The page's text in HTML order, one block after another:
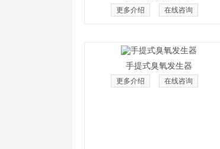
更多介绍 在线咨询
手提式臭氧发生器
更多介绍 在线咨询